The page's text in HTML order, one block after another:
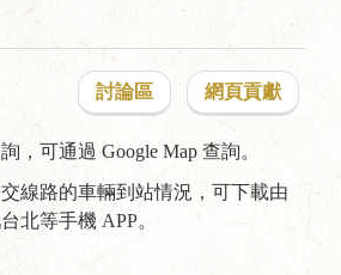
討論區 網頁貢獻
，可通過 Google Map 查詢。
線路的車輛到站情況，可下載由
北等手機 APP。